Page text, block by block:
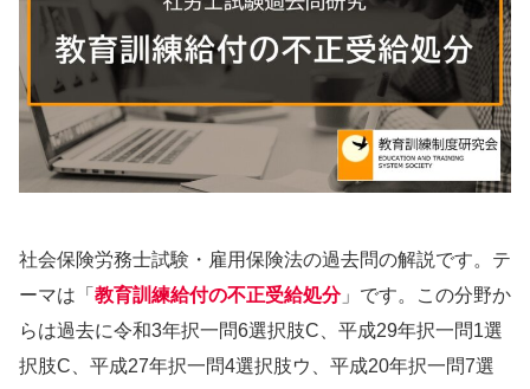
社会保険労務士試験・雇用保険法の過去問の解説です。テ
ーマは「 教育訓練給付の不正受給処分」です。この分野か
らは過去に令和3年択一問6選択肢C、平成29年択一問1選
択肢C、平成27年択一問4選択肢ウ、平成20年択一問7選